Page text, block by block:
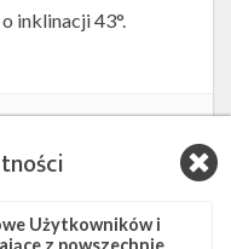
inklinacji 43°.
Starlink
Użytkowników i